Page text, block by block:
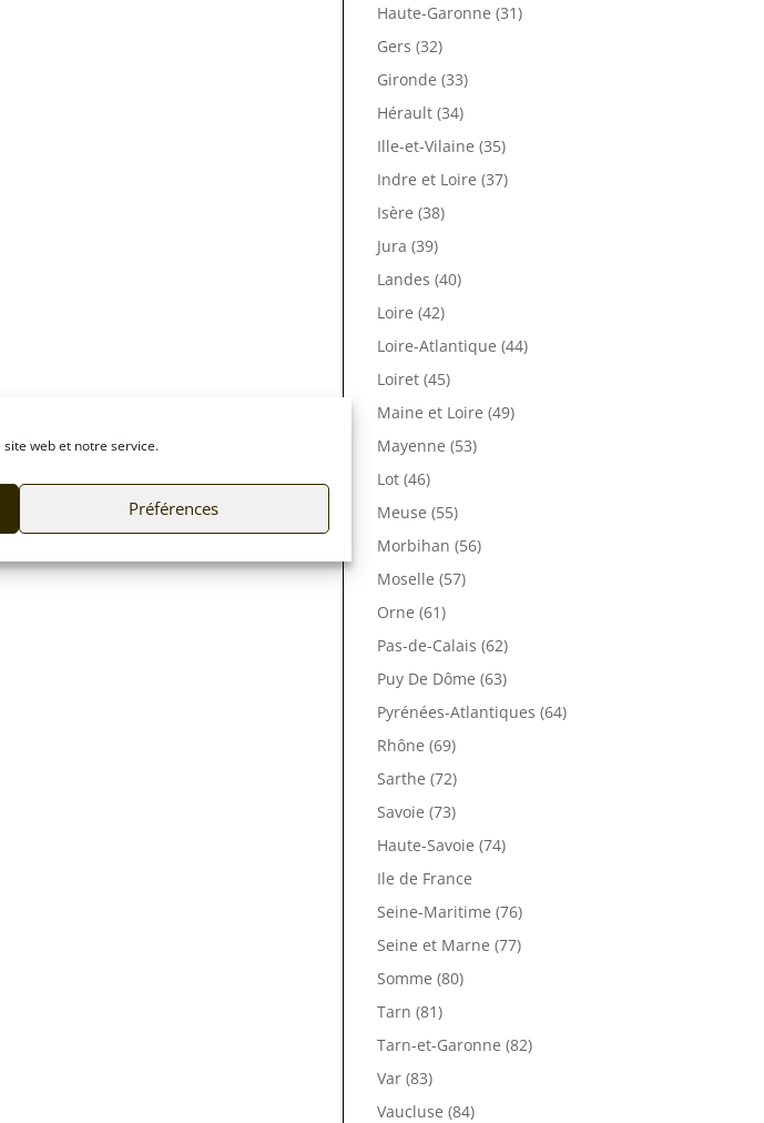
web et notre service.
Préférences
Haute-Garonne (31)
Gers (32)
Gironde (33)
Hérault (34)
Ille-et-Vilaine (35)
Indre et Loire (37)
Isère (38)
Jura (39)
Landes (40)
Loire (42)
Loire-Atlantique (44)
Loiret (45)
Maine et Loire (49)
Mayenne (53)
Lot (46)
Meuse (55)
Morbihan (56)
Moselle (57)
Orne (61)
Pas-de-Calais (62)
Puy De Dôme (63)
Pyrénées-Atlantiques (64)
Rhône (69)
Sarthe (72)
Savoie (73)
Haute-Savoie (74)
Ile de France
Seine-Maritime (76)
Seine et Marne (77)
Somme (80)
Tarn (81)
Tarn-et-Garonne (82)
Var (83)
Vaucluse (84)